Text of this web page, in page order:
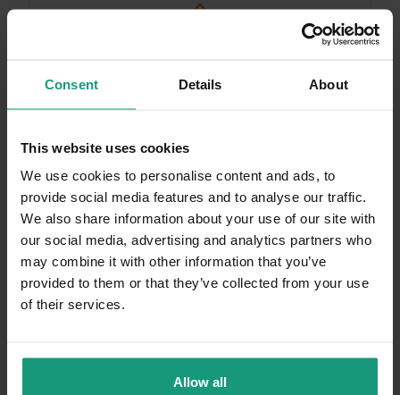
Consent Details About
This website uses cookies
We use cookies to personalise content and ads, to
provide social media features and to analyse our traffic.
We also share information about your use of our site with
our social media, advertising and analytics partners who
may combine it with other information that you’ve
provided to them or that they’ve collected from your use
of their services.
Allow all
Dziękujemy bardzo za Twoją opinię! Twoja
wiemy, że jesteśmy na właściwym torze :) Z
Częstotliwość Podawania:
Bez szału
Smakowało
Super
Konsystencja
Twardy
Gumowy
Miękki
Zastosowanie
Nagroda
Przekąska
Duży wybór smaków, wszystkie wypróbowane.
Smaczki w sam raz do podania, nawet mój
wybredny pies je lubi. 🔥🔥